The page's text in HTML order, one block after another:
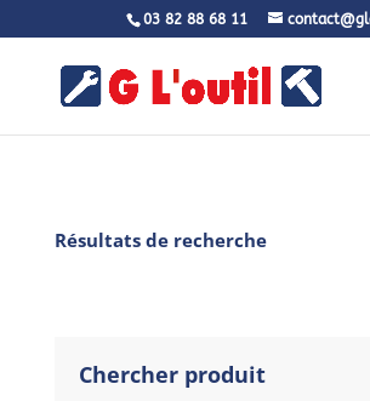
03 82 88 68 11
Résultats de recherche
Chercher produit